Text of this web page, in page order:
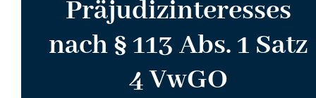
Präjudizinteresses
nach § 113 Abs. 1 Satz
4 VwGO